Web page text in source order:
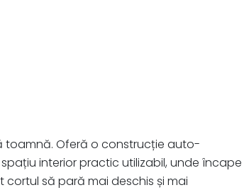
toamnă. Oferă o construcție auto-
interior practic utilizabil, unde încape
să pară mai deschis și mai